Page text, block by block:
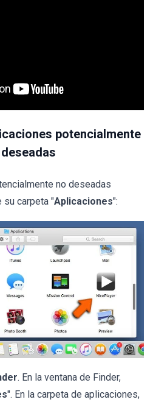
potencialmente
no deseadas
su carpeta "Aplicaciones":
. En la ventana de Finder,
". En la carpeta de aplicaciones,